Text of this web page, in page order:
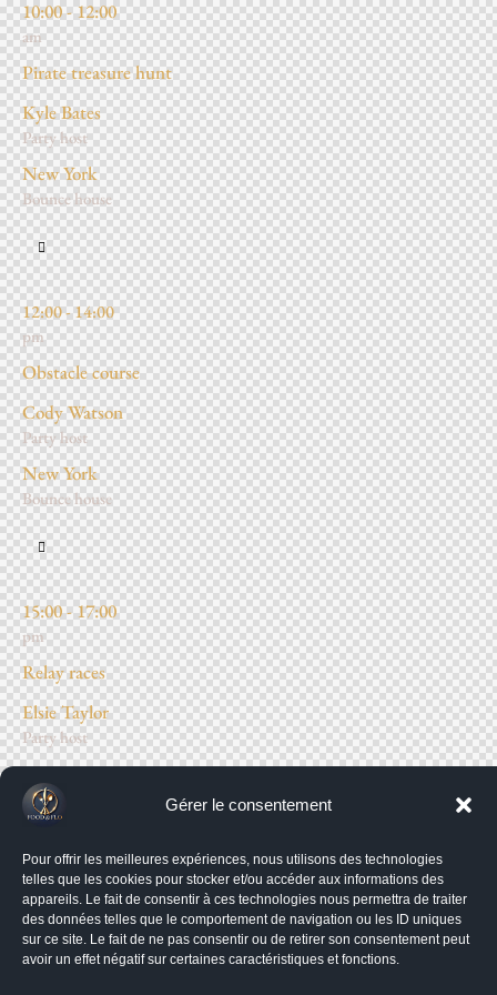
Gérer le consentement
Pour offrir les meilleures expériences, nous utilisons des technologies
telles que les cookies pour stocker et/ou accéder aux informations des
appareils. Le fait de consentir à ces technologies nous permettra de traiter
des données telles que le comportement de navigation ou les ID uniques
sur ce site. Le fait de ne pas consentir ou de retirer son consentement peut
avoir un effet négatif sur certaines caractéristiques et fonctions.
10:00 - 12:00
am
Pirate treasure hunt
Kyle Bates
Party host
New York
Bounce house
12:00 - 14:00
pm
Obstacle course
Cody Watson
Party host
New York
Bounce house
15:00 - 17:00
pm
Relay races
Elsie Taylor
Party host
New York
Bounce house
17:00 - 19:00
pm